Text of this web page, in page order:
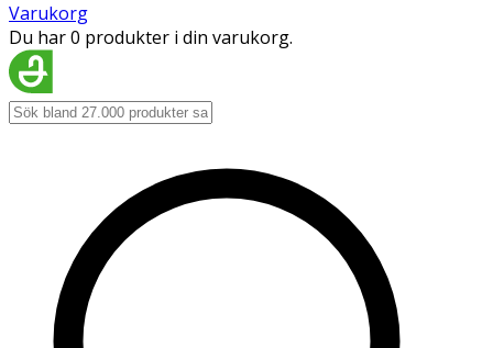
Varukorg
Du har 0 produkter i din varukorg.